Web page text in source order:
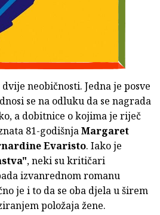
neobičnosti. Jedna je posve
se na odluku da se nagrada
a dobitnice o kojima je riječ
81-godišnjaMargaret
Evaristo. Iako je
, neki su kritičari
izvanrednom romanu
je i to da se oba djela u širem
položaja žene.